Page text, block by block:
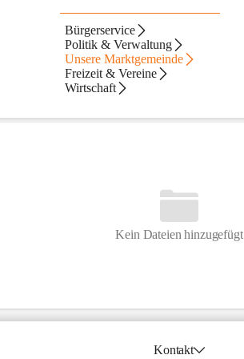
Bürgerservice
Politik & Verwaltung
Unsere Marktgemeinde
Freizeit & Vereine
Wirtschaft
Kein Dateien hinzugefügt
Kontakt